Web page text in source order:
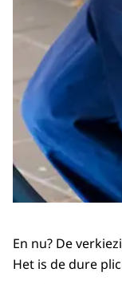
En nu? De
Het is de dure